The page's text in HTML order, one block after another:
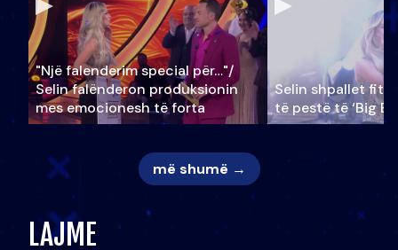
"Një falenderim special për…"/
Selin falënderon produksionin
mes emocionesh të forta
Selin shpallet
të pestë të ‘Big
më shumë →
LAJME